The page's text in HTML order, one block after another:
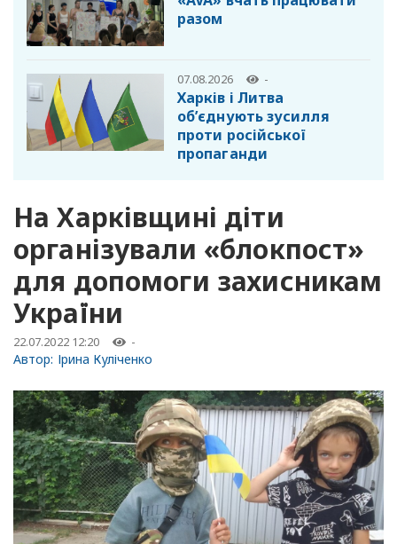
разом
07.08.2026 -
Харків і Литва
об’єднують зусилля
проти російської
пропаганди
На Харківщині діти
організували «блокпост»
для допомоги захисникам
України
22.07.2022 12:20 -
Автор: Ірина Куліченко